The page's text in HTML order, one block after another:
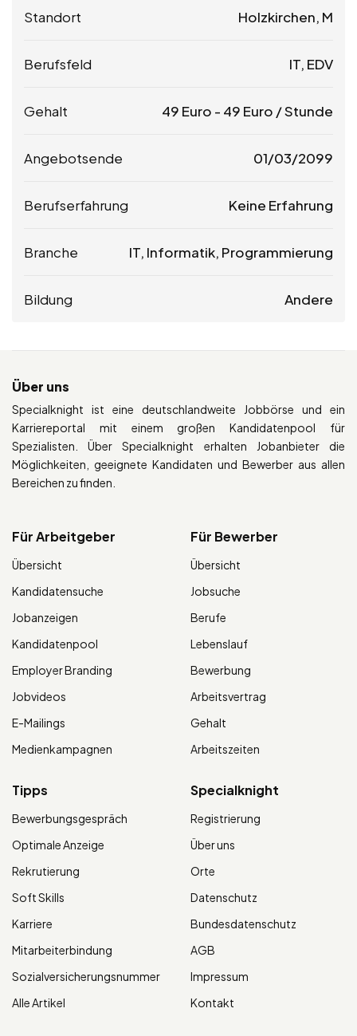
Standort Holzkirchen, M
Berufsfeld IT, EDV
Gehalt 49 Euro - 49 Euro / Stunde
Angebotsende 01/03/2099
Berufserfahrung Keine Erfahrung
Branche IT, Informatik, Programmierung
Bildung Andere
Über uns
Specialknight ist eine deutschlandweite Jobbörse und ein
Karriereportal mit einem großen Kandidatenpool für
Spezialisten. Über Specialknight erhalten Jobanbieter die
Möglichkeiten, geeignete Kandidaten und Bewerber aus allen
Bereichen zu finden.
Für Arbeitgeber
Übersicht
Kandidatensuche
Jobanzeigen
Kandidatenpool
Employer Branding
Jobvideos
E-Mailings
Medienkampagnen
Für Bewerber
Übersicht
Jobsuche
Berufe
Lebenslauf
Bewerbung
Arbeitsvertrag
Gehalt
Arbeitszeiten
Tipps
Bewerbungsgespräch
Optimale Anzeige
Rekrutierung
Soft Skills
Karriere
Mitarbeiterbindung
Sozialversicherungsnummer
Alle Artikel
Specialknight
Registrierung
Über uns
Orte
Datenschutz
Bundesdatenschutz
AGB
Impressum
Kontakt